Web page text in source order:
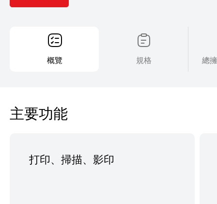
概覽 規格 總
主要功能
打印、掃描、影印